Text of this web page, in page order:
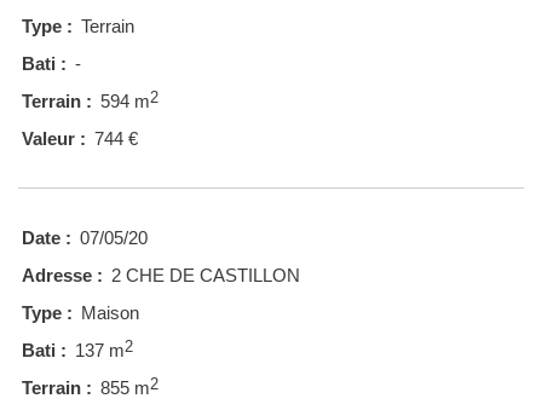
Type : Terrain
Bati : -
Terrain : 594 m2
Valeur : 744 €
Date : 07/05/20
Adresse : 2 CHE DE CASTILLON
Type : Maison
Bati : 137 m2
Terrain : 855 m2